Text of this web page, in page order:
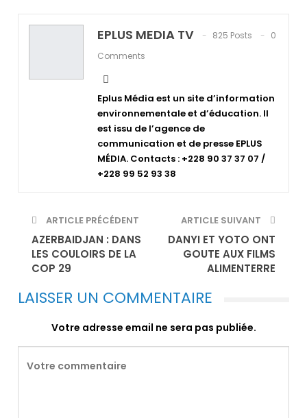
EPLUS MEDIA TV 825 Posts
0
Comments
Eplus Média est un site d’information
environnementale et d’éducation. Il
est issu de l’agence de
communication et de presse EPLUS
MÉDIA. Contacts : +228 90 37 37 07 /
+228 99 52 93 38
ARTICLE PRÉCÉDENT
AZERBAIDJAN : DANS
LES COULOIRS DE LA
COP 29
ARTICLE SUIVANT
DANYI ET YOTO ONT
GOUTE AUX FILMS
ALIMENTERRE
LAISSER UN COMMENTAIRE
Votre adresse email ne sera pas publiée.